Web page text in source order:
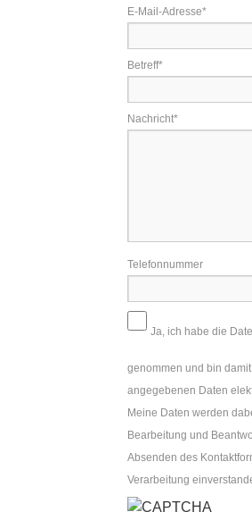
E-Mail-Adresse*
Betreff*
Nachricht*
Telefonnummer
Ja, ich habe die
genommen und bin
angegebenen Daten
Meine Daten werden
Bearbeitung und
Absenden des
Verarbeitung